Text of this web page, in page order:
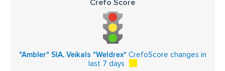
Crefo Score
"Ambler" SIA, Veikals "Weldrex" CrefoScore changes in
last 7 days